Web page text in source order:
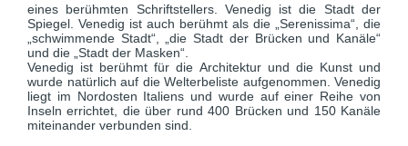
eines berühmten Schriftstellers. Venedig ist die Stadt der
Spiegel. Venedig ist auch berühmt als die „Serenissima“, die
„schwimmende Stadt“, „die Stadt der Brücken und Kanäle“
und die „Stadt der Masken“.
Venedig ist berühmt für die Architektur und die Kunst und
wurde natürlich auf die Welterbeliste aufgenommen. Venedig
liegt im Nordosten Italiens und wurde auf einer Reihe von
Inseln errichtet, die über rund 400 Brücken und 150 Kanäle
miteinander verbunden sind.